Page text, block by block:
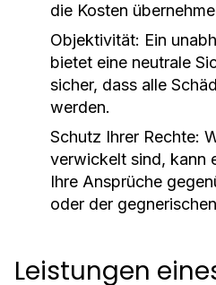
die Kosten
Objektivität: Ein
bietet eine neutrale
sicher, dass alle
werden.
Schutz Ihrer Rechte:
verwickelt sind, kann
Ihre Ansprüche
oder der
Leistungen